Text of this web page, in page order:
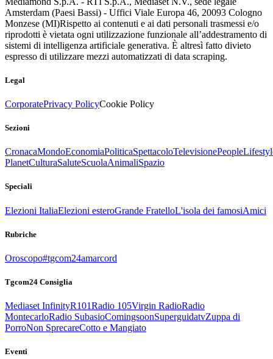
Amsterdam (Paesi Bassi) - Uffici Viale Europa 46, 20093 Cologno
Monzese (MI)Rispetto ai contenuti e ai dati personali trasmessi e/o
riprodotti è vietata ogni utilizzazione funzionale all’addestramento di
sistemi di intelligenza artificiale generativa. È altresì fatto divieto
espresso di utilizzare mezzi automatizzati di data scraping.
Legal
CorporatePrivacy PolicyCookie Policy
Sezioni
CronacaMondoEconomiaPoliticaSpettacoloTelevisionePeople
PlanetCulturaSaluteScuolaAnimaliSpazio
Speciali
Elezioni ItaliaElezioni esteroGrande FratelloL'isola dei famosiAmici
Rubriche
Oroscopo#tgcom24amarcord
Tgcom24 Consiglia
Mediaset InfinityR101Radio 105Virgin RadioRadio
MontecarloRadio SubasioComingsoonSuperguidatvZuppa di
PorroNon SprecareCotto e Mangiato
Eventi